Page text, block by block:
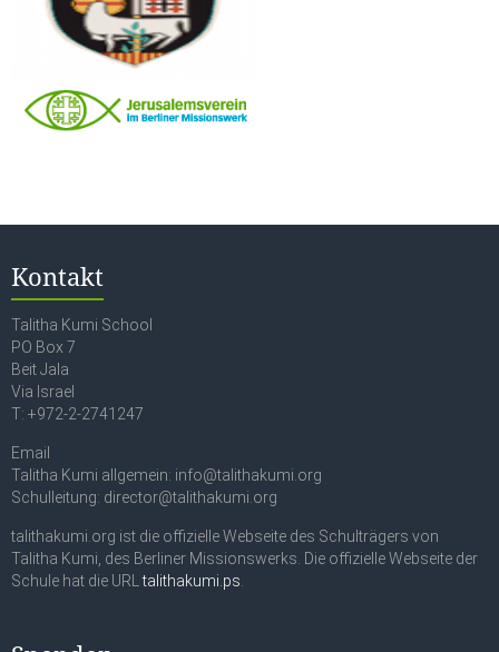
Kontakt
Talitha Kumi School
PO Box 7
Beit Jala
Via Israel
T: +972-2-2741247
Email
Talitha Kumi allgemein: info@talithakumi.org
Schulleitung: director@talithakumi.org
talithakumi.org ist die offizielle Webseite des Schulträgers von
Talitha Kumi, des Berliner Missionswerks. Die offizielle Webseite der
Schule hat die URLtalithakumi.ps.